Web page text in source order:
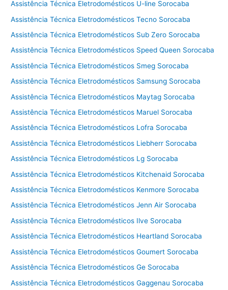
Assistência Técnica Eletrodomésticos U-line Sorocaba
Assistência Técnica Eletrodomésticos Tecno Sorocaba
Assistência Técnica Eletrodomésticos Sub Zero Sorocaba
Assistência Técnica Eletrodomésticos Speed Queen Sorocaba
Assistência Técnica Eletrodomésticos Smeg Sorocaba
Assistência Técnica Eletrodomésticos Samsung Sorocaba
Assistência Técnica Eletrodomésticos Maytag Sorocaba
Assistência Técnica Eletrodomésticos Maruel Sorocaba
Assistência Técnica Eletrodomésticos Lofra Sorocaba
Assistência Técnica Eletrodomésticos Liebherr Sorocaba
Assistência Técnica Eletrodomésticos Lg Sorocaba
Assistência Técnica Eletrodomésticos Kitchenaid Sorocaba
Assistência Técnica Eletrodomésticos Kenmore Sorocaba
Assistência Técnica Eletrodomésticos Jenn Air Sorocaba
Assistência Técnica Eletrodomésticos Ilve Sorocaba
Assistência Técnica Eletrodomésticos Heartland Sorocaba
Assistência Técnica Eletrodomésticos Goumert Sorocaba
Assistência Técnica Eletrodomésticos Ge Sorocaba
Assistência Técnica Eletrodomésticos Gaggenau Sorocaba